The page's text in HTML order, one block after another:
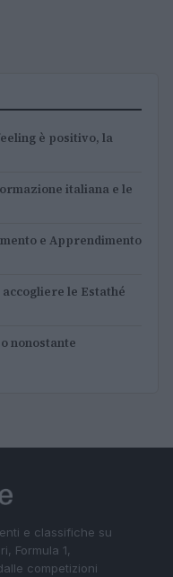
è positivo, la
italiana e le
e Apprendimento
accogliere le Estathé
nonostante
e classifiche su
Formula 1,
competizioni